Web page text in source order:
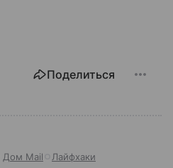
Поделиться
Дом Mail Лайфхаки